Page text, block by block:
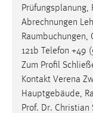
Prüfungsplanung,
Abrechnungen
Raumbuchungen,
121b Telefon +49
Zum Profil
Kontakt Verena
Hauptgebäude,
Prof. Dr. Christian